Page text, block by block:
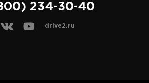
234-30-40
drive2.ru